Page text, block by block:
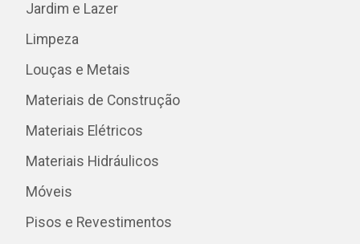
Jardim e Lazer
Limpeza
Louças e Metais
Materiais de Construção
Materiais Elétricos
Materiais Hidráulicos
Móveis
Pisos e Revestimentos